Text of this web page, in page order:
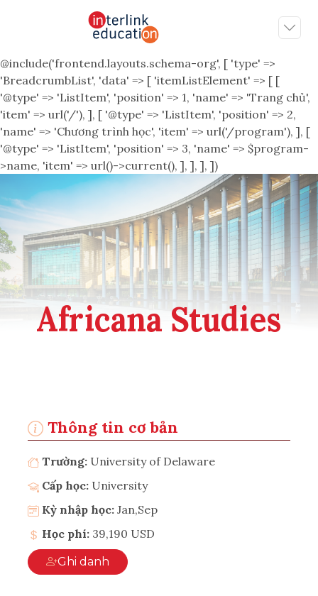
@include('frontend.layouts.schema-org', [ 'type' =>
'BreadcrumbList', 'data' => [ 'itemListElement' => [ [
'@type' => 'ListItem', 'position' => 1, 'name' => 'Trang chủ',
'item' => url('/'), ], [ '@type' => 'ListItem', 'position' => 2,
'name' => 'Chương trình học', 'item' => url('/program'), ], [
'@type' => 'ListItem', 'position' => 3, 'name' => $program-
>name, 'item' => url()->current(), ], ], ], ])
Africana Studies
Thông tin cơ bản
Trường: University of Delaware
Cấp học: University
Kỳ nhập học: Jan,Sep
Học phí: 39,190 USD
Ghi danh